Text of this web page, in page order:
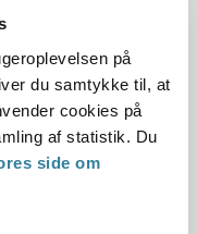
på
du samtykke til, at
cookies på
af statistik. Du
side om